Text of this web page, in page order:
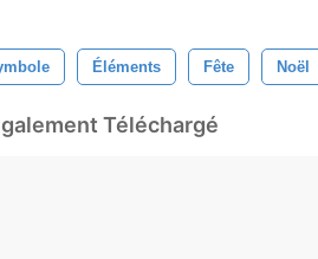
Éléments Fête Noël
Téléchargé